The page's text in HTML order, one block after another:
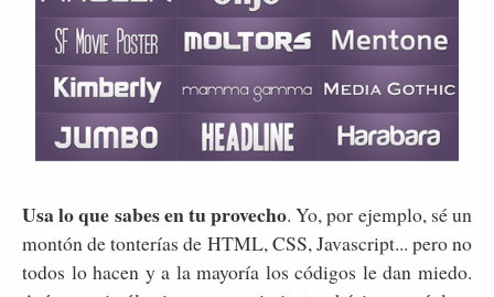
Usa lo que sabes en tu provecho. Yo, por ejemplo, sé un
montón de tonterías de HTML, CSS, Javascript... pero no
todos lo hacen y a la mayoría los códigos le dan miedo.